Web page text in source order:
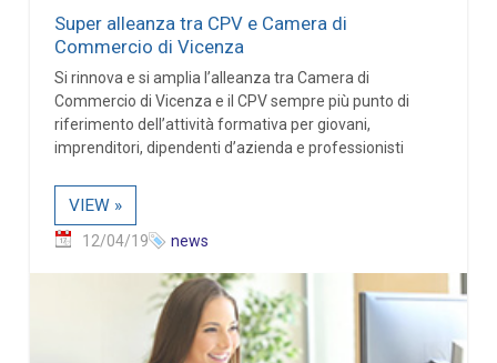
Super alleanza tra CPV e Camera di
Commercio di Vicenza
Si rinnova e si amplia l’alleanza tra Camera di
Commercio di Vicenza e il CPV sempre più punto di
riferimento dell’attività formativa per giovani,
imprenditori, dipendenti d’azienda e professionisti
VIEW »
12/04/19 news